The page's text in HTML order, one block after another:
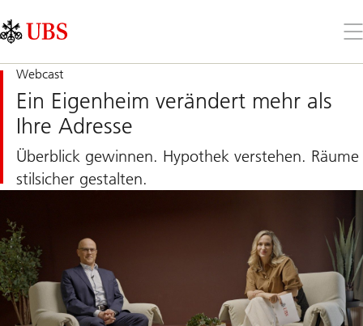
Links
Area
Sie
Webcast
Ein Eigenheim verändert mehr als
Ihre Adresse
Überblick gewinnen. Hypothek verstehen. Räume
stilsicher gestalten.